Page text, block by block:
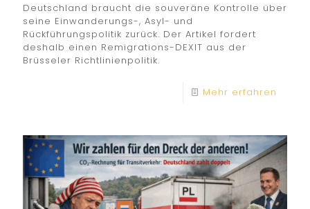
Deutschland braucht die souveräne Kontrolle über
seine Einwanderungs-, Asyl- und
Rückführungspolitik zurück. Der Artikel fordert
deshalb einen Remigrations-DEXIT aus der
Brüsseler Richtlinienpolitik.
Mehr erfahren